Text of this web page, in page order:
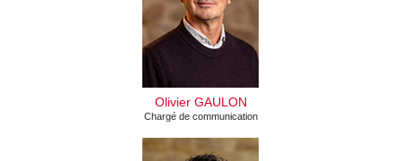
Olivier GAULON
Chargé de communication